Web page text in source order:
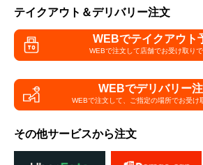
テイクアウト＆デリバリー注文
WEBでテイクアウト
WEBで注文して店舗でお受け取り
WEBでデリバリー
WEBで注文して、 ご指定の場所でお受け
その他サービスから注文